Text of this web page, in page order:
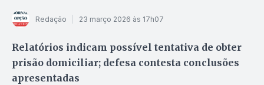
Redação 23 março 2026 às 17h07
Relatórios indicam possível tentativa de obter
prisão domiciliar; defesa contesta conclusões
apresentadas